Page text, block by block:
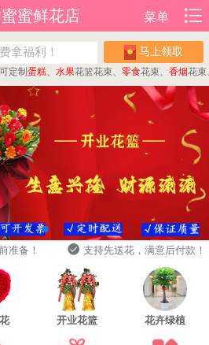
蜜鲜花店 菜单
马上领取
蛋糕、水果花篮花束、零食花束、香烟花束、
准备！ 支持先送花，满意后付款！
开业花篮 花卉绿植